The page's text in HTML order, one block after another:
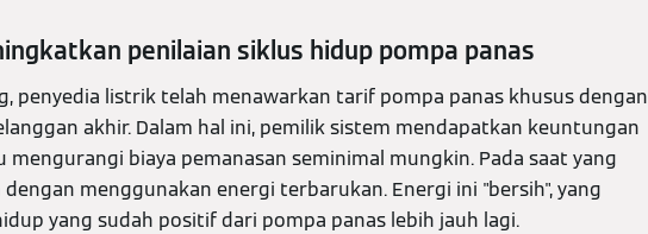
penilaian siklus hidup pompa panas
penyedia listrik telah menawarkan tarif pompa panas khusus dengan
akhir. Dalam hal ini, pemilik sistem mendapatkan keuntungan
biaya pemanasan seminimal mungkin. Pada saat yang
menggunakan energi terbarukan. Energi ini "bersih", yang
yang sudah positif dari pompa panas lebih jauh lagi.